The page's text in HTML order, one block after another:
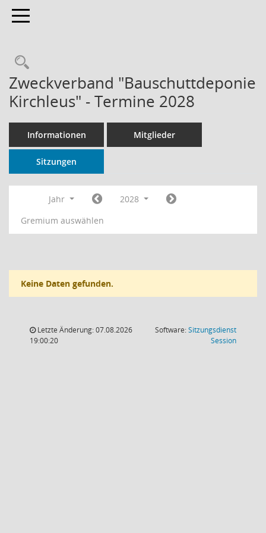
Toggle navigation
Rechercheauswahl
Zweckverband "Bauschuttdeponie
Kirchleus" - Termine 2028
Informationen Mitglieder
Sitzungen
Jahr
2028
Gremium auswählen
Keine Daten gefunden.
Letzte Änderung: 07.08.2026
19:00:20
Software:Sitzungsdienst
Session(Wird in